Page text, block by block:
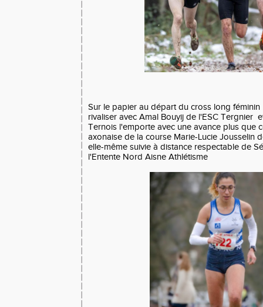
Sur le papier au départ du cross long
rivaliser avec Amal Bouyij de l'ESC Tergnier
Ternois l'emporte avec une avance plus que
axonaise de la course Marie-Lucie Jousselin
elle-même suivie à distance respectable de
l'Entente Nord Aisne Athlétisme